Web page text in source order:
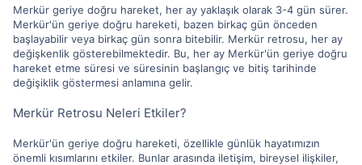
Merkür geriye doğru hareket, her ay yaklaşık olarak 3-4 gün sürer.
Merkür'ün geriye doğru hareketi, bazen birkaç gün önceden
başlayabilir veya birkaç gün sonra bitebilir. Merkür retrosu, her ay
değişkenlik gösterebilmektedir. Bu, her ay Merkür'ün geriye doğru
hareket etme süresi ve süresinin başlangıç ve bitiş tarihinde
değişiklik göstermesi anlamına gelir.
Merkür Retrosu Neleri Etkiler?
Merkür'ün geriye doğru hareketi, özellikle günlük hayatımızın
önemli kısımlarını etkiler. Bunlar arasında iletişim, bireysel ilişkiler,